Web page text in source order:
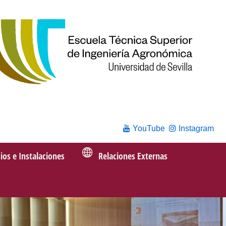
YouTube Instagram
e Instalaciones Relaciones Externas